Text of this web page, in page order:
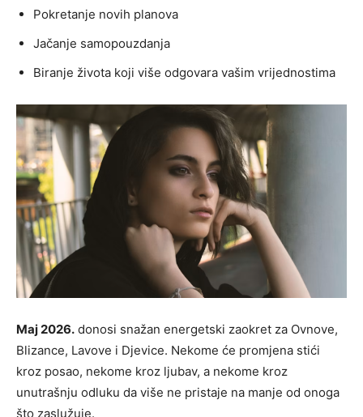
Pokretanje novih planova
Jačanje samopouzdanja
Biranje života koji više odgovara vašim vrijednostima
Maj 2026. donosi snažan energetski zaokret za Ovnove,
Blizance, Lavove i Djevice. Nekome će promjena stići
kroz posao, nekome kroz ljubav, a nekome kroz
unutrašnju odluku da više ne pristaje na manje od onoga
što zaslužuje.